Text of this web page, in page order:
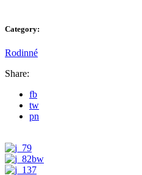
Category:
Rodinné
Share:
fb
tw
pn